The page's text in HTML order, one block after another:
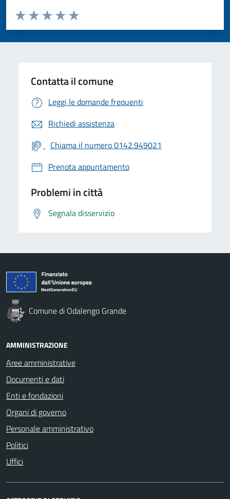
Valuta da 1 a 5 stelle la pagina
Valuta 5 stelle su 5
Valuta 4 stelle su 5
Valuta 3 stelle su 5
Valuta 2 stelle su 5
Valuta 1 stelle su 5
Contatta il comune
Leggi le domande frequenti
Richiedi assistenza
Chiama il numero 0142.949021
Prenota appuntamento
Problemi in città
Segnala disservizio
Comune di Odalengo Grande
AMMINISTRAZIONE
Aree amministrative
Documenti e dati
Enti e fondazioni
Organi di governo
Personale amministrativo
Politici
Uffici